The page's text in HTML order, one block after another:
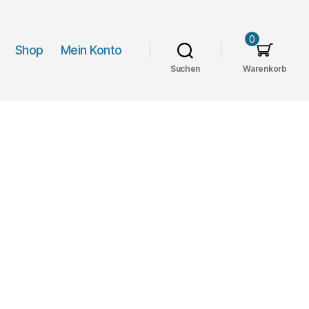
Shop Mein Konto
Suchen Warenkorb
0